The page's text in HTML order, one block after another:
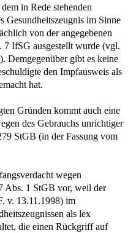
in Rede stehenden
Gesundheitszeugnis im Sinne
von der angegebenen
7 IfSG ausgestellt wurde (vgl.
Demgegenüber gibt es keine
den Impfausweis als
hat.
Gründen kommt auch eine
des Gebrauchs unrichtiger
StGB (in der Fassung vom
wegen
Abs. 1 StGB vor, weil der
v. 13.11.1998) im
als lex
die einen Rückgriff auf